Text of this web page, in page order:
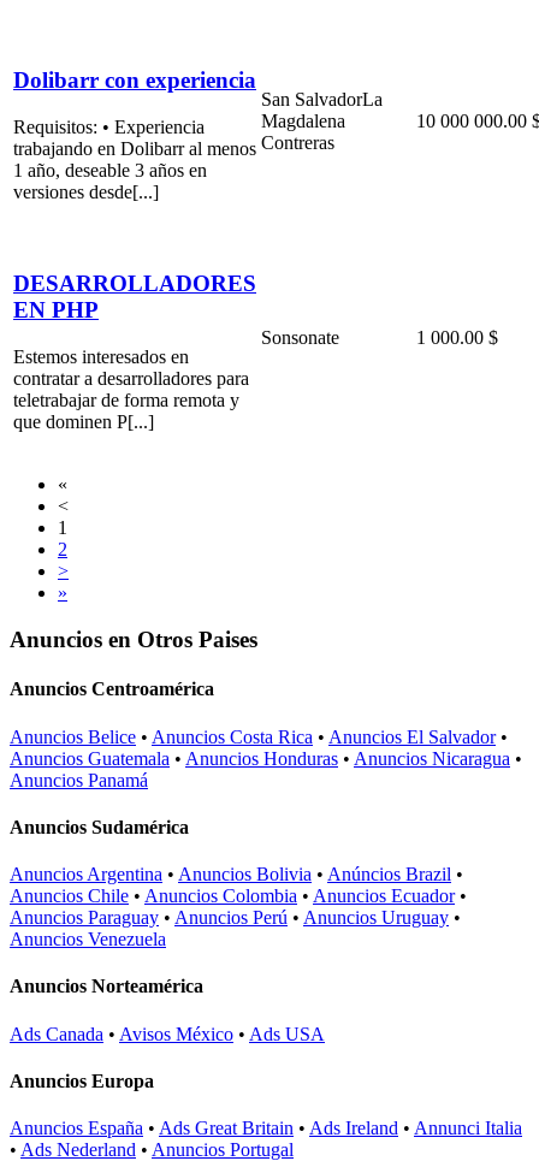
Dolibarr con experiencia
Requisitos: • Experiencia
trabajando en Dolibarr al menos
1 año, deseable 3 años en
versiones desde[...]
San SalvadorLa
Magdalena
Contreras
10 000 000.00
DESARROLLADORES
EN PHP
Estemos interesados en
contratar a desarrolladores para
teletrabajar de forma remota y
que dominen P[...]
Sonsonate 1 000.00 $
«
<
1
2
>
»
Anuncios en Otros Paises
Anuncios Centroamérica
Anuncios Belice • Anuncios Costa Rica • Anuncios El Salvador•
Anuncios Guatemala • Anuncios Honduras • Anuncios Nicaragua •
Anuncios Panamá
Anuncios Sudamérica
Anuncios Argentina • Anuncios Bolivia • Anúncios Brazil •
Anuncios Chile • Anuncios Colombia • Anuncios Ecuador•
Anuncios Paraguay • Anuncios Perú • Anuncios Uruguay •
Anuncios Venezuela
Anuncios Norteamérica
Ads Canada • Avisos México • Ads USA
Anuncios Europa
Anuncios España • Ads Great Britain • Ads Ireland • Annunci Italia
• Ads Nederland • Anuncios Portugal